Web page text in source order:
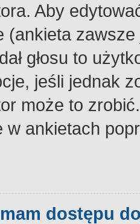
Aby
(ankieta
głosu to
jeśli jednak
może to
w ankietach
dostępu